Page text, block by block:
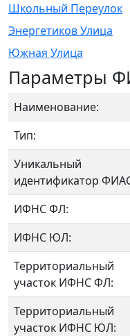
Школьный Переулок
Энергетиков Улица
Южная Улица
Параметры
Наименование:
Тип:
Уникальный
идентификатор
ИФНС ФЛ:
ИФНС ЮЛ:
Территориальный
участок ИФНС ФЛ:
Территориальный
участок ИФНС ЮЛ: